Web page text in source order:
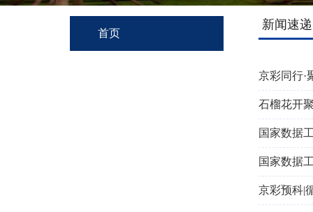
首页
新闻速递
京彩同行·
石榴花开
国家数据
国家数据
京彩预科|